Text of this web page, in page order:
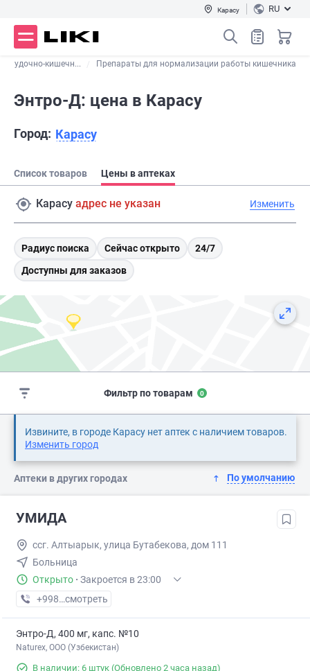
Карасу RU
кишечн... Препараты для нормализации работы кишечника
Энтро-Д: цена в Карасу
Город: Карасу
Список товаров Цены в аптеках
Карасу адрес не указан Изменить
Радиус поиска Сейчас открыто
24/7
Доступны для заказов
Фильтр по товарам 0
Извините, в городе Карасу нет аптек с наличием товаров.
Изменить город
Аптеки в других городах По умолчанию
УМИДА
ссг. Алтыарык, улица Бутабекова, дом 111
Больница
Открыто · Закроется в 23:00
+998 (91) XXX-XX-XX
смотреть
Энтро-Д, 400 мг, капс. №10
Naturex, OOO (Узбекистан)
В наличии: 6 штук (Обновлено 2 часа назад)